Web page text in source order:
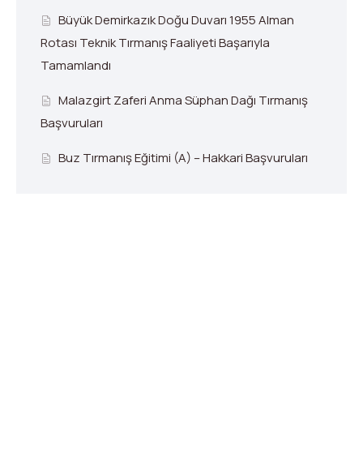
Büyük Demirkazık Doğu Duvarı 1955 Alman
Rotası Teknik Tırmanış Faaliyeti Başarıyla
Tamamlandı
Malazgirt Zaferi Anma Süphan Dağı Tırmanış
Başvuruları
Buz Tırmanış Eğitimi (A) – Hakkari Başvuruları